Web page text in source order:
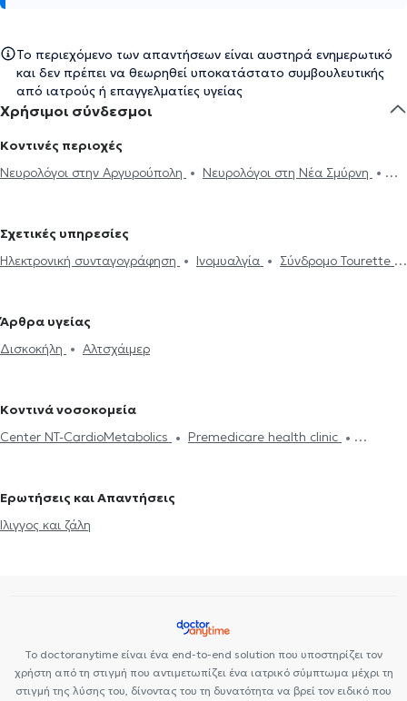
Το περιεχόμενο των απαντήσεων είναι αυστηρά ενημερωτικό
και δεν πρέπει να θεωρηθεί υποκατάστατο συμβουλευτικής
από ιατρούς ή επαγγελματίες υγείας
Χρήσιμοι σύνδεσμοι
Κοντινές περιοχές
Νευρολόγοι στην Αργυρούπολη
Νευρολόγοι στη Νέα Σμύρνη
στην Καλλιθέα
Νευρολόγοι στο Παλαιό Φάληρο
στον Άλιμο
Νευρολόγοι στους Αμπελόκηπους
Νευρολόγοι στην
Νευρολόγοι στον Χολαργό
Σχετικές υπηρεσίες
Ηλεκτρονική συνταγογράφηση
Ινομυαλγία
Σύνδρομο Tourette
Μελέτη Ύπνου
Botox για νευρολογικές παθήσεις
Άρθρα υγείας
Δισκοκήλη
Αλτσχάιμερ
Κοντινά νοσοκομεία
Center NT-CardioMetabolics
Premedicare health clinic
Ερωτήσεις και Απαντήσεις
Ίλιγγος και ζάλη
Το doctoranytime είναι ένα end-to-end solution που υποστηρίζει τον
χρήστη από τη στιγμή που αντιμετωπίζει ένα ιατρικό σύμπτωμα μέχρι τη
στιγμή της λύσης του, δίνοντας του τη δυνατότητα να βρεί τον ειδικό που